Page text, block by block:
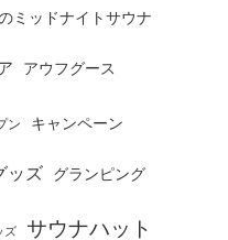
ミッドナイトサウナ
アウフグース
ン キャンペーン
ッズ グランピング
ズ サウナハット